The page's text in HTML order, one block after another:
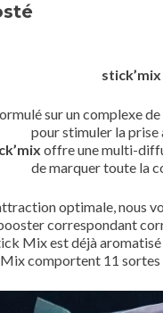
stick’mix
sur un complexe
pour stimuler la prise
offre une multi-
de marquer toute la
optimale, nous
correspondant
Mix est déjà aromatisé
comportent 11 sortes